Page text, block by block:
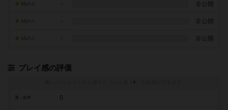
- 非公開
- 非公開
- 非公開
プレイ感の評価
※
0